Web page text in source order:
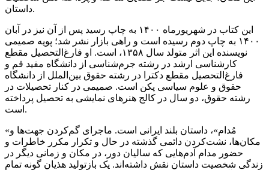
داستان.
این کتاب در شهریورماه ۱۴۰۰ به چاپ رسید پس از آن نیز در آبان
۱۴۰۰ به چاپ دوم رسیده است و راهی بازار نشر شد؛ پویه صمیمی
نویسنده این اثر متولد سال ۱۳۵۸، است. او فارغ‌التحصیل مقطع
کارشناسی ارشد در رشته جرم‌شناسی از دانشگاه مفید قم و
فارغ‌التحصیل مقطع دکترا در رشته حقوق بین‌الملل از دانشگاه
حقوق و علوم سیاسی پکن است. صمیمی در کنار تحصیلات در
رشته حقوق، دو سال در کالج هنرهای نمایشی به تحصیل پرداخته
است.
«مُدام»، داستان بلند ایرانی است. ماجرای گم‌کردن جهت‌ها و
مکان‌ها، نشت‌کردن دائمی گذشته در حال و تکرار مکرر خاطرات و
حضور مدام آدم‌هایی که سالیان دور، در مکان و زمانی دیگر در
زندگی شخصیت داستان نقش داشته‌اند. یک بازتولید هذیان گونه تمام